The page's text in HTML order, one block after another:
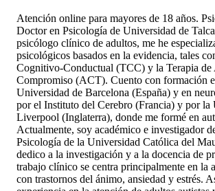
Atención online para mayores de 18 años.
Doctor en Psicología de Universidad de
psicólogo clínico de adultos, me he
psicológicos basados en la evidencia, tales
Cognitivo-Conductual (TCC) y la Terapia de
Compromiso (ACT). Cuento con formación
Universidad de Barcelona (España) y en
por el Instituto del Cerebro (Francia) y por la
Liverpool (Inglaterra), donde me formé en
Actualmente, soy académico e investigador
Psicología de la Universidad Católica del
dedico a la investigación y a la docencia de
trabajo clínico se centra principalmente en la
con trastornos del ánimo, ansiedad y estrés.